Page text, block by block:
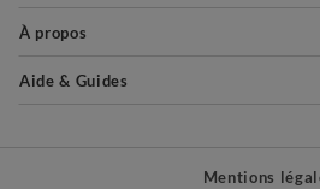
À propos
Aide & Guides
Mentions